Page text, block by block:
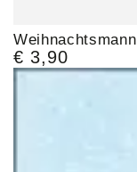
Weihnachtsmann
Regulärer
Preis
€ 3,90